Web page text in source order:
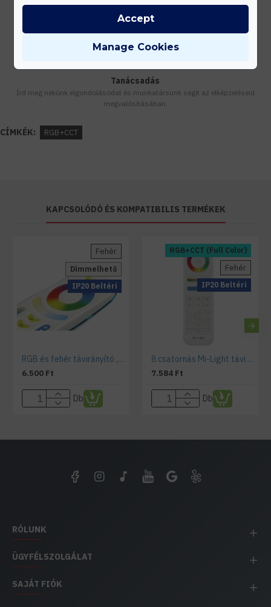
Gyors kiszállítás
Készleten lévő termékeinket akár 24 órán belül megkaphatod!
Tanácsadás
Írd meg nekünk elgondolásodat és munkatársunk segít az elképzeléseid
megvalósításában.
CÍMKÉK: RGB+CCT
KAPCSOLÓDÓ ÉS KOMPATIBILIS TERMÉKEK
IP20 Beltéri
Fehér
Dimmelhető
RGB és fehér távirányító , állítható fehér színárnyalat , Dimmer , 4 csoport (zóna) , group control
6.500 Ft
Db
RGB+CCT (Full Color)
IP20 Beltéri
Fehér
8 csatornás Mi-Light távirányító, RGB, RGBW, RGB+CCT
7.584 Ft
Db
RÓLUNK
ÜGYFÉLSZOLGÁLAT
SAJÁT FIÓK
Manage Cookies
Accept